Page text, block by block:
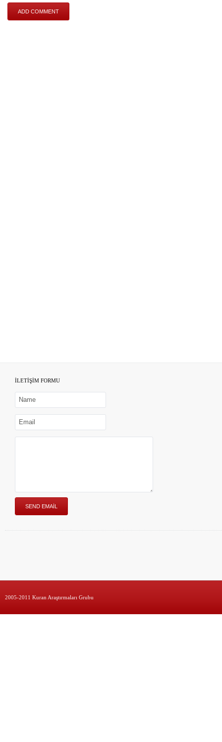
İLETİŞİM FORMU
2005-2011 Kuran Araştırmaları Grubu